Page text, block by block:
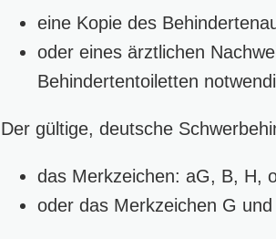
eine Kopie des
oder eines ärztlichen
Behindertentoiletten
Der gültige, deutsche
das Merkzeichen: aG, B, H,
oder das Merkzeichen G